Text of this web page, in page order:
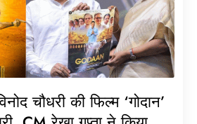
चौधरी की फिल्म ‘गोदान’